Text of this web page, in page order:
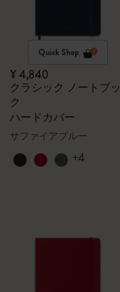
Quick Shop
¥ 4,840
クラシック ノートブッ
ク
ハードカバー
サファイアブルー
+4